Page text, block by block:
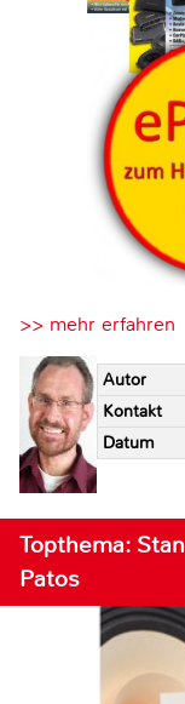
>> mehr erfahren
Autor
Kontakt
Datum
Topthema:
Patos